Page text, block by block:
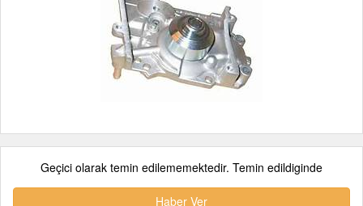
Geçici olarak temin edilememektedir. Temin edildiginde
Haber Ver